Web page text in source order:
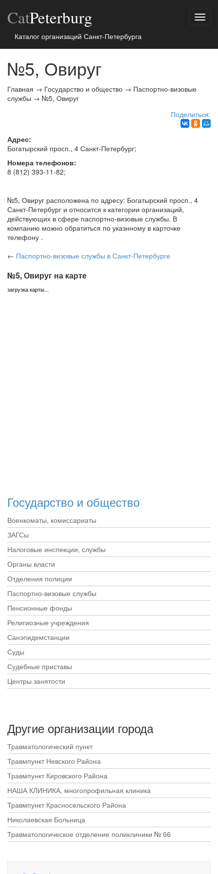
CatPeterburg
Каталог организаций Санкт-Петербурга
№5, Овируг
Главная → Государство и общество → Паспортно-визовые
службы → №5, Овируг
Поделиться:
Адрес:
Богатырский просп., 4 Санкт-Петербург;
Номера телефонов:
8 (812) 393-11-82;
№5, Овируг расположена по адресу: Богатырский просп., 4
Санкт-Петербург и относится к категории организаций,
действующих в сфере паспортно-визовые службы. В
компанию можно обратиться по указнному в карточке
телефону .
← Паспортно-визовые службы в Санкт-Петербурге
№5, Овируг на карте
загрузка карты...
Государство и общество
Военкоматы, комиссариаты
ЗАГСы
Налоговые инспекции, службы
Органы власти
Отделения полиции
Паспортно-визовые службы
Пенсионные фонды
Религиозные учреждения
Санэпидемстанции
Суды
Судебные приставы
Центры занятости
Другие организации города
Травматологический пункт
Травмпункт Невского Района
Травмпункт Кировского Района
НАША КЛИНИКА, многопрофильная клиника
Травмпункт Красносельского Района
Николаевская Больница
Травматологическое отделение поликлиники № 66